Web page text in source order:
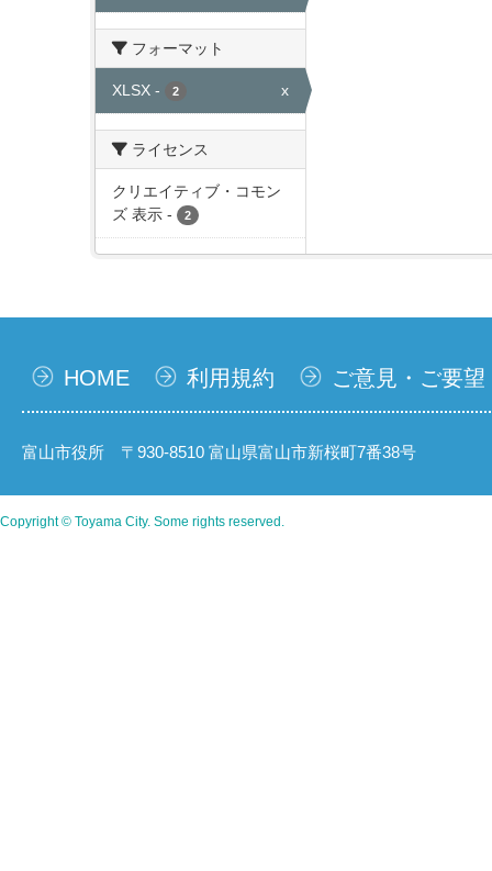
フォーマット
XLSX - 2 x
ライセンス
クリエイティブ・コモン
ズ 表示 - 2
HOME 利用規約 ご意見・ご要望
富山市役所 〒930-8510 富山県富山市新桜町7番38号
Copyright © Toyama City. Some rights reserved.